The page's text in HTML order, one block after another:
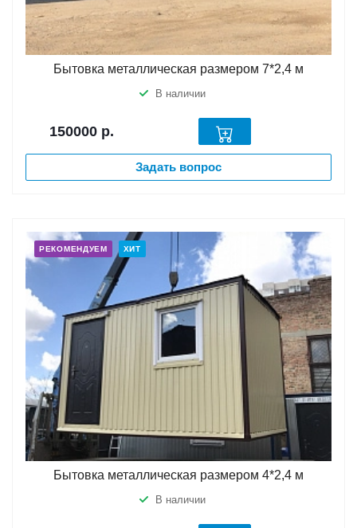
Бытовка металлическая размером 7*2,4 м
В наличии
150000 р.
Задать вопрос
РЕКОМЕНДУЕМ ХИТ
Бытовка металлическая размером 4*2,4 м
В наличии